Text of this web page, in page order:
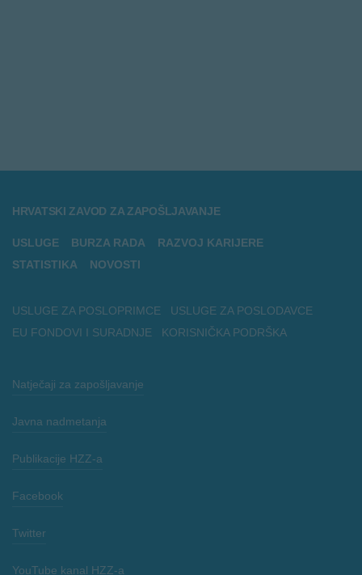
HRVATSKI ZAVOD ZA ZAPOŠLJAVANJE
USLUGE BURZA RADA
RAZVOJ KARIJERE
STATISTIKA
NOVOSTI
USLUGE ZA POSLOPRIMCE
USLUGE ZA POSLODAVCE
EU FONDOVI I SURADNJE
KORISNIČKA PODRŠKA
Natječaji za zapošljavanje
Javna nadmetanja
Publikacije HZZ-a
Facebook
Twitter
YouTube kanal HZZ-a